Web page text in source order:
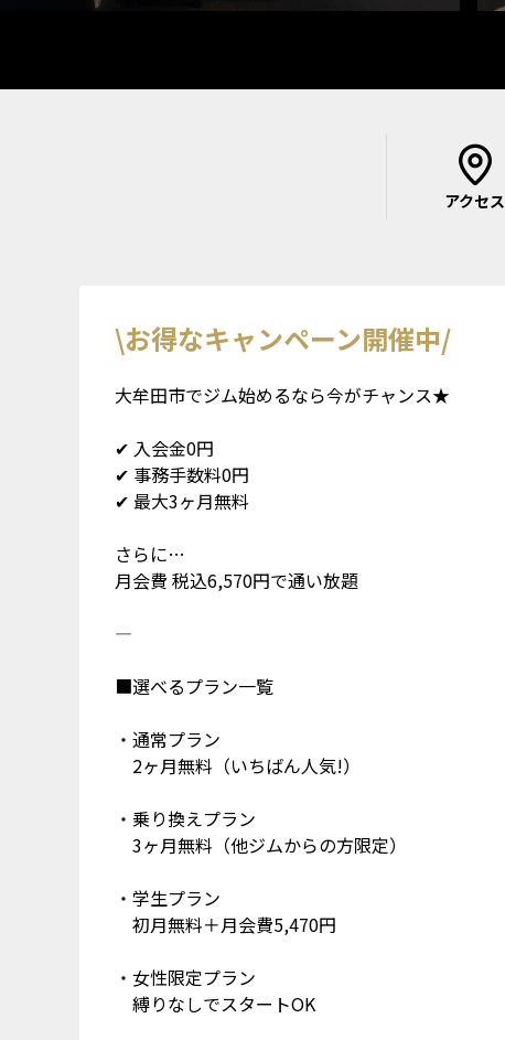
アクセス
\お得なキャンペーン開催中/
大牟田市でジム始めるなら今がチャンス★
✔ 入会金0円
✔ 事務手数料0円
✔ 最大3ヶ月無料
さらに…
月会費 税込6,570円で通い放題
—
■選べるプラン一覧
・通常プラン
2ヶ月無料（いちばん人気!）
・乗り換えプラン
3ヶ月無料（他ジムからの方限定）
・学生プラン
初月無料＋月会費5,470円
・女性限定プラン
縛りなしでスタートOK